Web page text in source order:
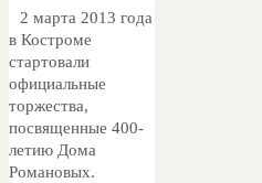
2 марта 2013 года
в Костроме
стартовали
официальные
торжества,
посвященные 400-
летию Дома
Романовых.